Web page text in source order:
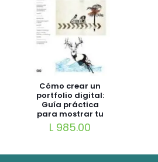
Cómo crear un
portfolio digital:
Guía práctica
para mostrar tu
trabajo online
L 985.00